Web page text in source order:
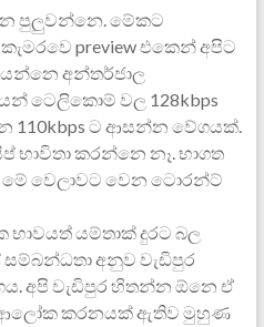
පුලුවන්නෙ. මේකට
preview එකෙන් අපිට
අන්තර්ජාල
ටෙලිකොම් වල 128kbps
ට ආසන්න වේගයක්.
කරන්නෙ නෑ. භාගත
වෙලාවට වෙන ටොරන්ට්
යම්තාක් දුරට බල
අනුව වැඩිපුර
අපි වැඩිපුර හිතන්න ඕනෙ ඒ
ආලෝක කරනයක් ඇතිව මුහුණ